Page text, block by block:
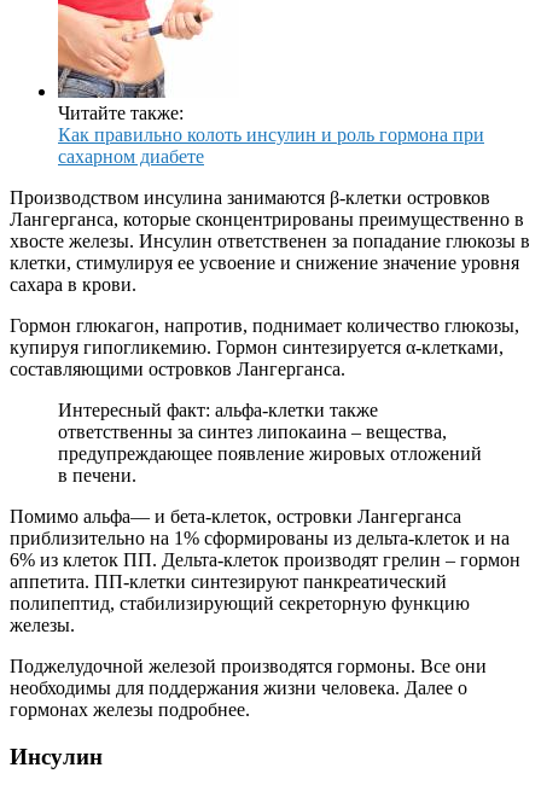
Читайте также:
Как правильно колоть инсулин и роль гормона при
сахарном диабете
Производством инсулина занимаются β-клетки островков
Лангерганса, которые сконцентрированы преимущественно в
хвосте железы. Инсулин ответственен за попадание глюкозы в
клетки, стимулируя ее усвоение и снижение значение уровня
сахара в крови.
Гормон глюкагон, напротив, поднимает количество глюкозы,
купируя гипогликемию. Гормон синтезируется α-клетками,
составляющими островков Лангерганса.
Интересный факт: альфа-клетки также
ответственны за синтез липокаина – вещества,
предупреждающее появление жировых отложений
в печени.
Помимо альфа— и бета-клеток, островки Лангерганса
приблизительно на 1% сформированы из дельта-клеток и на
6% из клеток ПП. Дельта-клеток производят грелин – гормон
аппетита. ПП-клетки синтезируют панкреатический
полипептид, стабилизирующий секреторную функцию
железы.
Поджелудочной железой производятся гормоны. Все они
необходимы для поддержания жизни человека. Далее о
гормонах железы подробнее.
Инсулин